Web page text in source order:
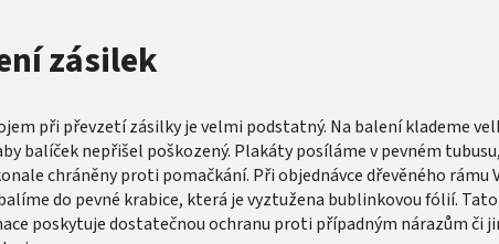
zásilek
při převzetí zásilky je velmi podstatný. Na balení klademe
balíček nepřišel poškozený. Plakáty posíláme v pevném
chráněny proti pomačkání. Při objednávce dřevěného rámu
do pevné krabice, která je vyztužena bublinkovou fólií. Tato
poskytuje dostatečnou ochranu proti případným nárazům či